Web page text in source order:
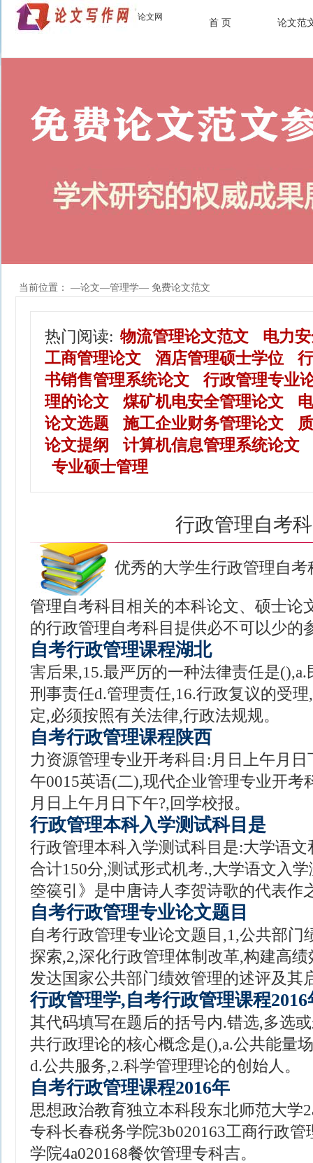
论文网
首 页 论文范
当前位置： —论文—管理学— 免费论文范文
热门阅读: 物流管理论文范文
电力
工商管理论文
酒店管理硕士学位
书销售管理系统论文
行政管理专业
理的论文
煤矿机电安全管理论文
论文选题
施工企业财务管理论文
论文提纲
计算机信息管理系统论文
专业硕士管理
行政管理自考
优秀的大学生行政管理自
管理自考科目相关的本科论文、硕士论
的行政管理自考科目提供必不可以少的
自考行政管理课程湖北
害后果,15.最严厉的一种法律责任是
刑事责任d.管理责任,16.行政复议的受
定,必须按照有关法律,行政法规规。
自考行政管理课程陕西
力资源管理专业开考科目:月日上午月
午0015英语(二),现代企业管理专业开考
月日上午月日下午?,回学校报。
行政管理本科入学测试科目是
行政管理本科入学测试科目是:大学语
合计150分,测试形式机考.,大学语文入
箜篌引》是中唐诗人李贺诗歌的代表作
自考行政管理专业论文题目
自考行政管理专业论文题目,1,公共部门
探索,2,深化行政管理体制改革,构建高
发达国家公共部门绩效管理的述评及其
行政管理学,自考行政管理课程2016
其代码填写在题后的括号内.错选,多选
共行政理论的核心概念是(),a.公共能量
d.公共服务,2.科学管理理论的创始人。
自考行政管理课程2016年
思想政治教育独立本科段东北师范大学
专科长春税务学院3b020163工商行政
学院4a020168餐饮管理专科吉。